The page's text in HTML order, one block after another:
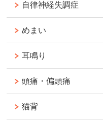
自律神経失調症
めまい
耳鳴り
頭痛・偏頭痛
猫背